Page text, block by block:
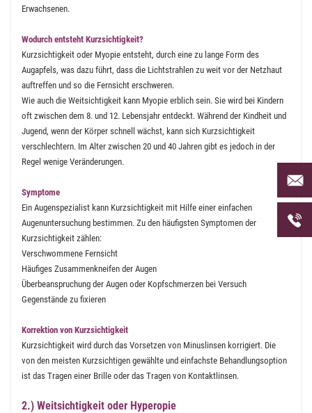
Erwachsenen.
Wodurch entsteht Kurzsichtigkeit?
Kurzsichtigkeit oder Myopie entsteht, durch eine zu lange Form des
Augapfels, was dazu führt, dass die Lichtstrahlen zu weit vor der Netzhaut
auftreffen und so die Fernsicht erschweren.
Wie auch die Weitsichtigkeit kann Myopie erblich sein. Sie wird bei Kindern
oft zwischen dem 8. und 12. Lebensjahr entdeckt. Während der Kindheit und
Jugend, wenn der Körper schnell wächst, kann sich Kurzsichtigkeit
verschlechtern. Im Alter zwischen 20 und 40 Jahren gibt es jedoch in der
Regel wenige Veränderungen.
Symptome
Ein Augenspezialist kann Kurzsichtigkeit mit Hilfe einer einfachen
Augenuntersuchung bestimmen. Zu den häufigsten Symptomen der
Kurzsichtigkeit zählen:
Verschwommene Fernsicht
Häufiges Zusammenkneifen der Augen
Überbeanspruchung der Augen oder Kopfschmerzen bei Versuch
Gegenstände zu fixieren
Korrektion von Kurzsichtigkeit
Kurzsichtigkeit wird durch das Vorsetzen von Minuslinsen korrigiert. Die
von den meisten Kurzsichtigen gewählte und einfachste Behandlungsoption
ist das Tragen einer Brille oder das Tragen von Kontaktlinsen.
2.) Weitsichtigkeit oder Hyperopie
Per
uns
uns